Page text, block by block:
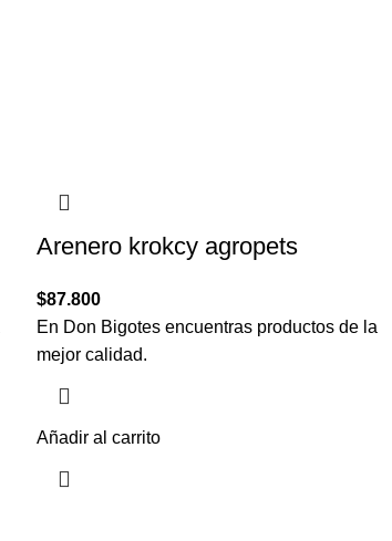
Arenero krokcy agropets
$87.800
En Don Bigotes encuentras productos de la
mejor calidad.
Añadir al carrito